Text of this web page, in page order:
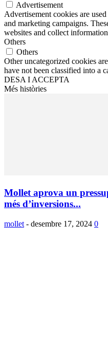
Advertisement
Advertisement cookies are
and marketing campaigns.
websites and collect
Others
Others
Other uncategorized cookies
have not been classified into a
DESA I ACCEPTA
Més històries
Mollet aprova un
més d’inversions...
mollet - desembre 17, 2024 0